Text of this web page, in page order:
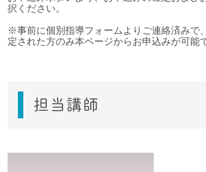
択ください。
※事前に個別指導フォームよりご連絡済みで
定された方のみ本ページからお申込みが可能
担当講師